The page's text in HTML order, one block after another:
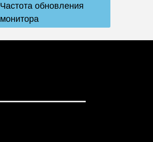
Частота обновления
монитора